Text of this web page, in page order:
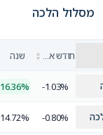
מסלול הלכה
▲
▼ שנה
-1.03%
16.36%
-0.80%
14.72%